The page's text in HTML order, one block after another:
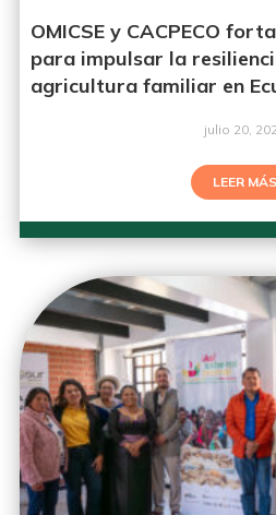
OMICSE y CACPECO
para impulsar la
agricultura familiar en
julio 20,
LEER MÁS